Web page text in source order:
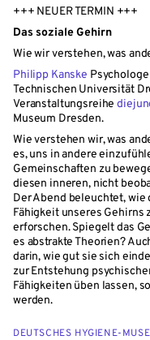
+++ NEUER TERMIN +++
Das soziale Gehirn
Wie wir verstehen, was
Philipp Kanske
Technischen Universität
Veranstaltungsreihe
Museum Dresden.
Wie verstehen wir, was
es, uns in andere
Gemeinschaften zu
diesen inneren, nicht
Der Abend beleuchtet,
Fähigkeit unseres Gehirns
erforschen. Spiegelt das
es abstrakte Theorien?
darin, wie gut sie sich
zur Entstehung
Fähigkeiten üben lassen,
werden.
DEUTSCHES HYGIENE-